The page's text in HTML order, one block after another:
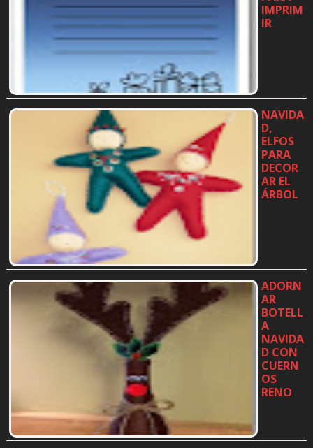
IMPRIM
IR
NAVIDA
D,
ELFOS
PARA
DECOR
AR EL
ÁRBOL
ADORN
AR
BOTELL
A
NAVIDA
D CON
CUERN
OS
RENO